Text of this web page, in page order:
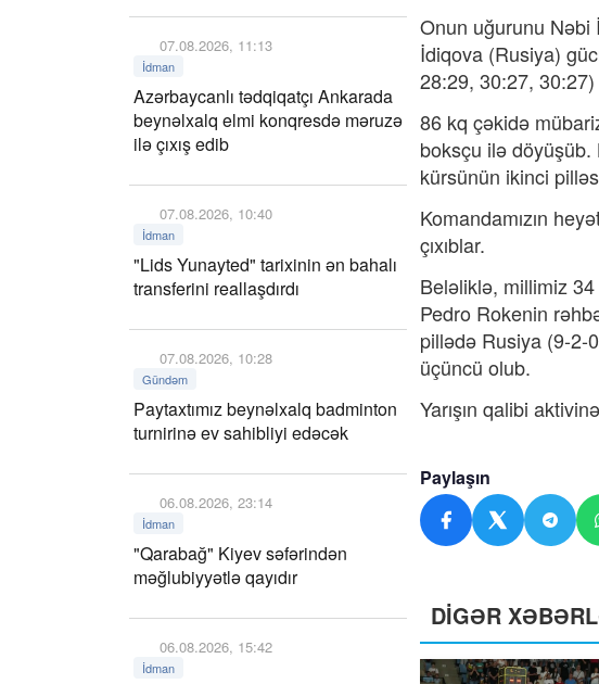
07.08.2026, 11:13
İdman
Azərbaycanlı tədqiqatçı Ankarada
beynəlxalq elmi konqresdə məruzə
ilə çıxış edib
07.08.2026, 10:40
İdman
"Lids Yunayted" tarixinin ən bahalı
transferini reallaşdırdı
07.08.2026, 10:28
Gündəm
Paytaxtımız beynəlxalq badminton
turnirinə ev sahibliyi edəcək
06.08.2026, 23:14
İdman
"Qarabağ" Kiyev səfərindən
məğlubiyyətlə qayıdır
06.08.2026, 15:42
İdman
Onun uğurunu Nəbi
İdiqova (Rusiya)
28:29, 30:27,
86 kq çəkidə
boksçu ilə
kürsünün ikinci
Komandamızın
çıxıblar.
Beləliklə, millimiz
Pedro Rokenin
pillədə Rusiya (9-2-
üçüncü olub.
Yarışın qalibi
Paylaşın
DİGƏR